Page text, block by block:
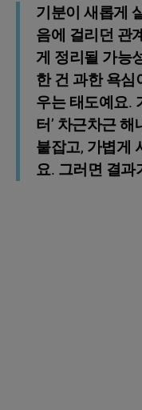
기분이 새롭게
음에 걸리던 관
게 정리될 가능
한 건 과한 욕심
우는 태도예요.
터’ 차근차근
붙잡고, 가볍게
요. 그러면 결